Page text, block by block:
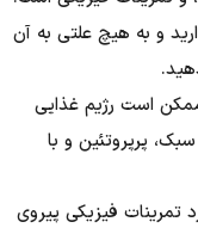
و به هیچ علتی به آن
است رژیم غذایی
پرپروتئین و با
تمرینات فیزیکی پیروی